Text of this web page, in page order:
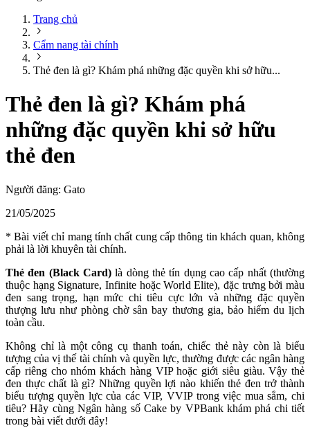
Trang chủ
Cẩm nang tài chính
Thẻ đen là gì? Khám phá những đặc quyền khi sở hữu...
Thẻ đen là gì? Khám phá
những đặc quyền khi sở hữu
thẻ đen
Người đăng: Gato
21/05/2025
* Bài viết chỉ mang tính chất cung cấp thông tin khách quan, không
phải là lời khuyên tài chính.
Thẻ đen (Black Card) là dòng thẻ tín dụng cao cấp nhất (thường
thuộc hạng Signature, Infinite hoặc World Elite), đặc trưng bởi màu
đen sang trọng, hạn mức chi tiêu cực lớn và những đặc quyền
thượng lưu như phòng chờ sân bay thương gia, bảo hiểm du lịch
toàn cầu.
Không chỉ là một công cụ thanh toán, chiếc thẻ này còn là biểu
tượng của vị thế tài chính và quyền lực, thường được các ngân hàng
cấp riêng cho nhóm khách hàng VIP hoặc giới siêu giàu. Vậy thẻ
đen thực chất là gì? Những quyền lợi nào khiến thẻ đen trở thành
biểu tượng quyền lực của các VIP, VVIP trong việc mua sắm, chi
tiêu? Hãy cùng Ngân hàng số Cake by VPBank khám phá chi tiết
trong bài viết dưới đây!